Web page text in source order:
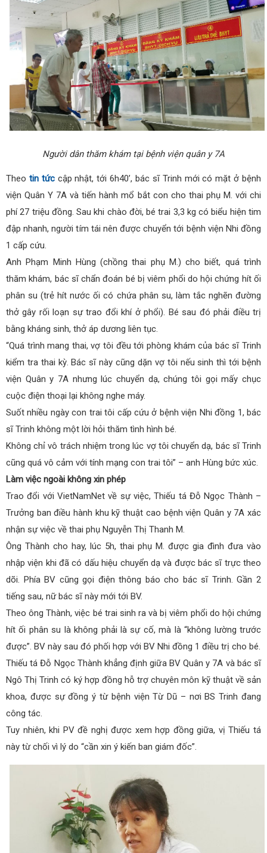
Người dân thăm khám tại bệnh viện quân y 7A
Theo tin tứccập nhật, tới 6h40’, bác sĩ Trinh mới có mặt ở bệnh
viện Quân Y 7A và tiến hành mổ bắt con cho thai phụ M. với chi
phí 27 triệu đồng. Sau khi chào đời, bé trai 3,3 kg có biểu hiện tim
đập nhanh, người tím tái nên được chuyển tới bệnh viện Nhi đồng
1 cấp cứu.
Anh Phạm Minh Hùng (chồng thai phụ M.) cho biết, quá trình
thăm khám, bác sĩ chẩn đoán bé bị viêm phổi do hội chứng hít ối
phân su (trẻ hít nước ối có chứa phân su, làm tắc nghẽn đường
thở gây rối loạn sự trao đổi khí ở phổi). Bé sau đó phải điều trị
bằng kháng sinh, thở áp dương liên tục.
“Quá trình mang thai, vợ tôi đều tới phòng khám của bác sĩ Trinh
kiểm tra thai kỳ. Bác sĩ này cũng dặn vợ tôi nếu sinh thì tới bệnh
viện Quân y 7A nhưng lúc chuyển dạ, chúng tôi gọi mấy chục
cuộc điện thoại lại không nghe máy.
Suốt nhiều ngày con trai tôi cấp cứu ở bệnh viện Nhi đồng 1, bác
sĩ Trinh không một lời hỏi thăm tình hình bé.
Không chỉ vô trách nhiệm trong lúc vợ tôi chuyển dạ, bác sĩ Trinh
cũng quá vô cảm với tính mạng con trai tôi” – anh Hùng bức xúc.
Làm việc ngoài không xin phép
Trao đổi với VietNamNet về sự việc, Thiếu tá Đỗ Ngọc Thành –
Trưởng ban điều hành khu kỹ thuật cao bệnh viện Quân y 7A xác
nhận sự việc về thai phụ Nguyễn Thị Thanh M.
Ông Thành cho hay, lúc 5h, thai phụ M. được gia đình đưa vào
nhập viện khi đã có dấu hiệu chuyển dạ và được bác sĩ trực theo
dõi. Phía BV cũng gọi điện thông báo cho bác sĩ Trinh. Gần 2
tiếng sau, nữ bác sĩ này mới tới BV.
Theo ông Thành, việc bé trai sinh ra và bị viêm phổi do hội chứng
hít ối phân su là không phải là sự cố, mà là “không lường trước
được”. BV này sau đó phối hợp với BV Nhi đồng 1 điều trị cho bé.
Thiếu tá Đỗ Ngọc Thành khẳng định giữa BV Quân y 7A và bác sĩ
Ngô Thị Trinh có ký hợp đồng hỗ trợ chuyên môn kỹ thuật về sản
khoa, được sự đồng ý từ bệnh viện Từ Dũ – nơi BS Trinh đang
công tác.
Tuy nhiên, khi PV đề nghị được xem hợp đồng giữa, vị Thiếu tá
này từ chối vì lý do “cần xin ý kiến ban giám đốc”.